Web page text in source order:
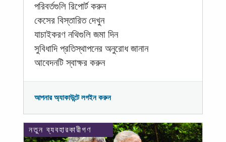
পরিবর্তগুলি রিপোর্ট করুন
কেসের বিস্তারিত দেখুন
যাচাইকরণ নথিগুলি জমা দিন
সুবিধাদি প্রতিস্থাপনের অনুরোধ জানান
আবেদনটি স্বাক্ষর করুন
আপনার অ্যাকাউন্টে লগইন করুন
নতুন ব্যবহারকারীগণ